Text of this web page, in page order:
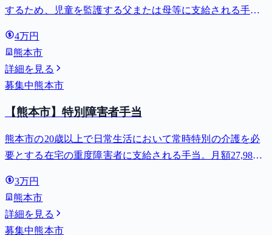
するため、児童を監護する父または母等に支給される手
4万円
熊本市
詳細を見る
募集中熊本市
【熊本市】特別障害者手当
熊本市の20歳以上で日常生活において常時特別の介護を必
要とする在宅の重度障害者に支給される手当。月額27,980
3万円
熊本市
詳細を見る
募集中熊本市